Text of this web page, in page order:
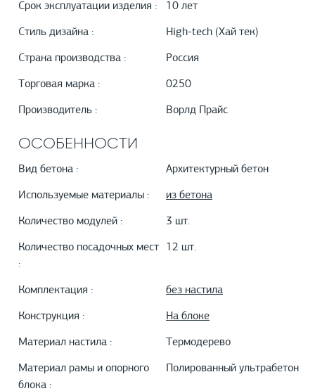
Срок эксплуатации изделия : 10 лет
Стиль дизайна : High-tech (Хай тек)
Страна производства : Россия
Торговая марка : 0250
Производитель : Ворлд Прайс
ОСОБЕННОСТИ
Вид бетона : Архитектурный бетон
Используемые материалы : из бетона
Количество модулей : 3 шт.
Количество посадочных мест
:
12 шт.
Комплектация : без настила
Конструкция : На блоке
Материал настила : Термодерево
Материал рамы и опорного
блока :
Полированный ультрабетон